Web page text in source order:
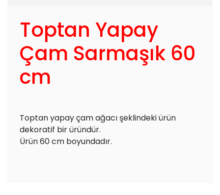
Toptan Yapay
Çam Sarmaşık 60
cm
Toptan yapay çam ağacı şeklindeki ürün
dekoratif bir üründür.
Ürün 60 cm boyundadır.